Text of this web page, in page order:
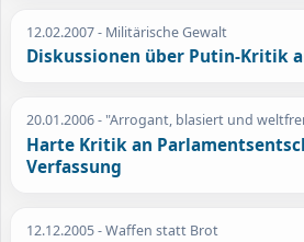
12.02.2007- Militärische Gewalt
Diskussionen über Putin-Kritik
20.01.2006- "Arrogant, blasiert und
Harte Kritik an
Verfassung
12.12.2005- Waffen statt Brot